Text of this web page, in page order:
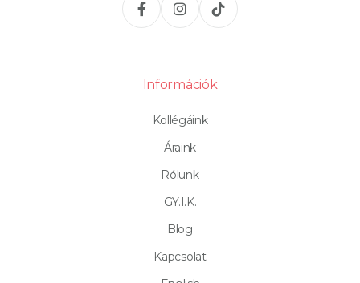
Információk
Kollégáink
Áraink
Rólunk
GY.I.K.
Blog
Kapcsolat